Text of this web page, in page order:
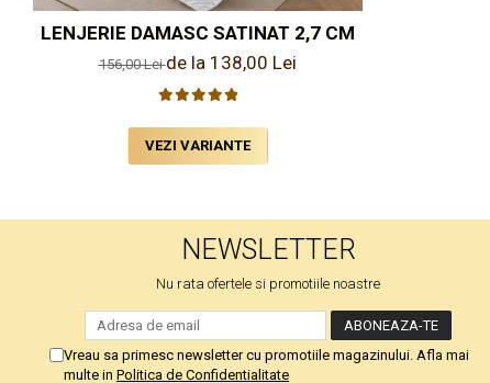
LENJERIE DAMASC SATINAT 2,7 CM
156,00 Leide la 138,00 Lei
VEZI VARIANTE
NEWSLETTER
Nu rata ofertele si promotiile noastre
Vreau sa primesc newsletter cu promotiile magazinului. Afla mai
multe in Politica de Confidentialitate